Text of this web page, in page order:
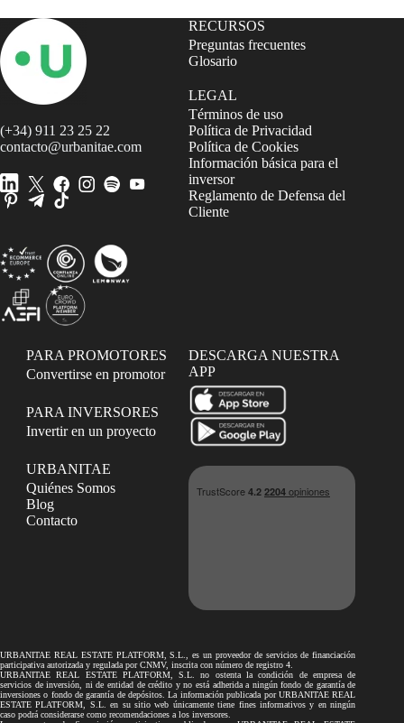
(+34) 911 23 25 22
contacto@urbanitae.com
RECURSOS
Preguntas frecuentes
Glosario
LEGAL
Términos de uso
Política de Privacidad
Política de Cookies
Información básica para el
inversor
Reglamento de Defensa del
Cliente
PARA PROMOTORES
Convertirse en promotor
PARA INVERSORES
Invertir en un proyecto
URBANITAE
Quiénes Somos
Blog
Contacto
DESCARGA NUESTRA
APP
URBANITAE REAL ESTATE PLATFORM, S.L., es un proveedor de servicios de financiación
participativa autorizada y regulada por CNMV, inscrita con número de registro 4.
URBANITAE REAL ESTATE PLATFORM, S.L. no ostenta la condición de empresa de
servicios de inversión, ni de entidad de crédito y no está adherida a ningún fondo de garantía de
inversiones o fondo de garantía de depósitos. La información publicada por URBANITAE REAL
ESTATE PLATFORM, S.L. en su sitio web únicamente tiene fines informativos y en ningún
caso podrá considerarse como recomendaciones a los inversores.